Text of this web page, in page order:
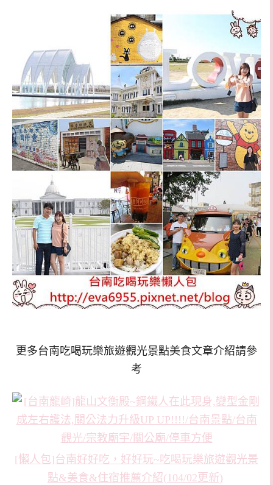
更多台南吃喝玩樂旅遊觀光景點美食文章介紹請參
考
[懶人包]台南好好吃，好好玩~吃喝玩樂旅遊觀光景
點&美食&住宿推薦介紹(104/02更新)